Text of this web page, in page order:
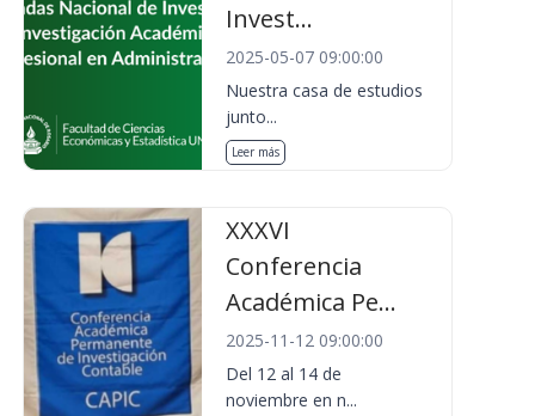
Invest...
2025-05-07 09:00:00
Nuestra casa de estudios
junto...
Leer más
XXXVI
Conferencia
Académica Pe...
2025-11-12 09:00:00
Del 12 al 14 de
noviembre en n...